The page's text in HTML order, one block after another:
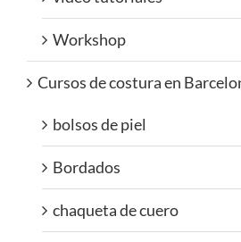
Workshop
Cursos de costura en
bolsos de piel
Bordados
chaqueta de cuero